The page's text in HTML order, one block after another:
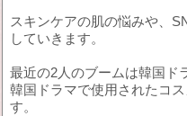
スキンケアの肌の悩みや、
していきます。
最近の2人のブームは韓国ド
韓国ドラマで使用されたコ
す。